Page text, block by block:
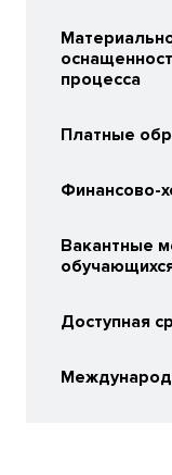
процесса
Платные
Финансово-
Вакантные
Доступная